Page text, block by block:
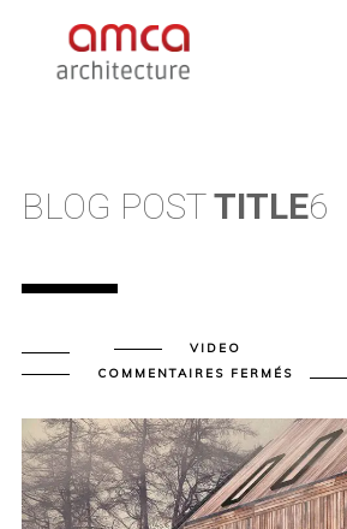
BLOG POSTTITLE6
VIDEO
COMMENTAIRES FERMÉSSUR
TITLE6